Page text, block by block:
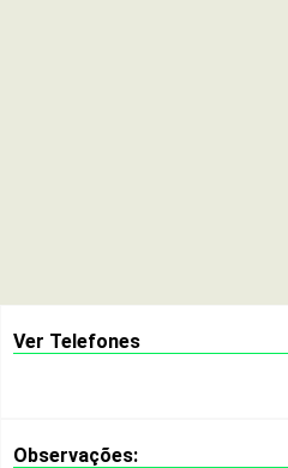
Ver Telefones
Observações: